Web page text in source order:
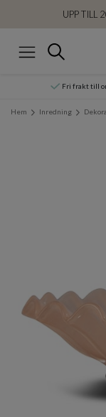
UPP TILL
Sök
Fri frakt till
Hem Inredning